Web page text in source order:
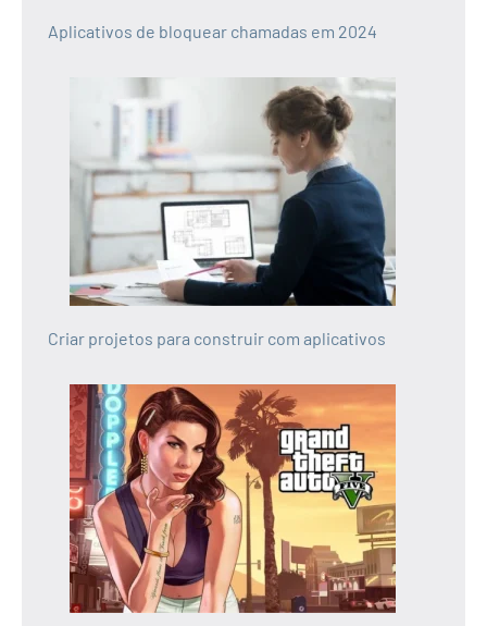
Aplicativos de bloquear chamadas em 2024
Criar projetos para construir com aplicativos